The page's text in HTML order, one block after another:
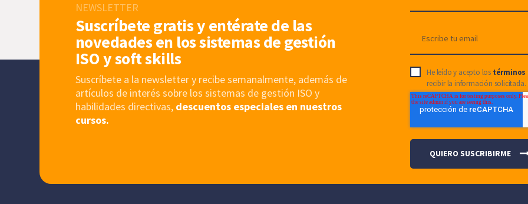
NEWSLETTER
Suscríbete gratis y entérate de las
novedades en los sistemas de gestión
ISO y soft skills
Suscríbete a la newsletter y recibe semanalmente, además de
artículos de interés sobre los sistemas de gestión ISO y
habilidades directivas, descuentos especiales en nuestros
cursos.
He leído y acepto los términos
recibir la información solicitada.